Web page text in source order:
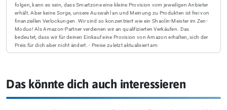
folgen, kann es sein, dass Smartzone eine kleine Provision vom jeweiligen Anbieter
erhält. Aber keine Sorge, unsere Auswahl an und Meinung zu Produkten ist frei von
finanziellen Verlockungen. Wir sind so konzentriert wie ein Shaolin-Meister im Zen-
Modus! Als Amazon-Partner verdienen wir an qualifizierten Verkäufen. Das
bedeutet, dass wir für deinen Einkauf eine Provision von Amazon erhalten, sich der
Preis für dich aber nicht ändert. - Preise zuletzt aktualisiert am
Das könnte dich auch interessieren